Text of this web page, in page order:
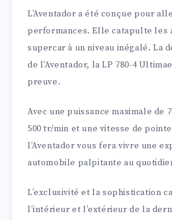
L’Aventador a été conçue pour
performances. Elle catapulte les
supercar à un niveau inégalé. La
de l’Aventador, la LP 780-4
preuve.
Avec une puissance maximale de
500 tr/min et une vitesse de
l’Aventador vous fera vivre une
automobile palpitante au
L’exclusivité et la sophistication
l’intérieur et l’extérieur de la